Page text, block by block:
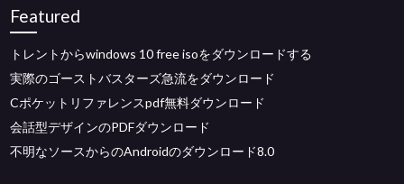
Featured
トレントからwindows 10 free isoをダウンロードする
実際のゴーストバスターズ急流をダウンロード
Cポケットリファレンスpdf無料ダウンロード
会話型デザインのPDFダウンロード
不明なソースからのAndroidのダウンロード8.0